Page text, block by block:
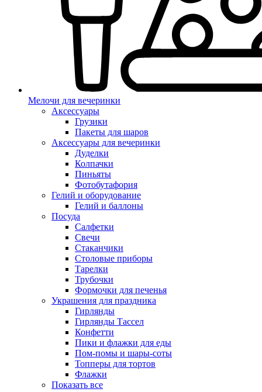
Мелочи для вечеринки
Аксессуары
Грузики
Пакеты для шаров
Аксессуары для вечеринки
Дуделки
Колпачки
Пиньяты
Фотобутафория
Гелий и оборудование
Гелий и баллоны
Посуда
Салфетки
Свечи
Стаканчики
Столовые приборы
Тарелки
Трубочки
Формочки для печенья
Украшения для праздника
Гирлянды
Гирлянды Тассел
Конфетти
Пики и флажки для еды
Пом-помы и шары-соты
Топперы для тортов
Флажки
Показать все